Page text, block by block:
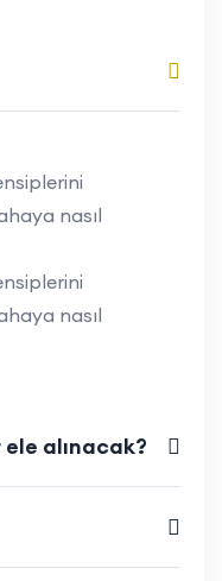
nasıl
nasıl
alınacak?